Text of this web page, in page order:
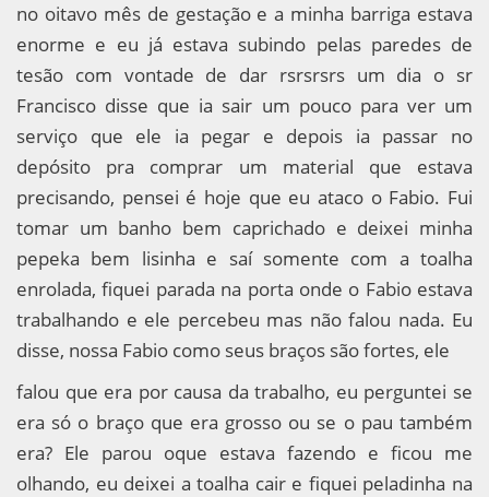
no oitavo mês de gestação e a minha barriga estava
enorme e eu já estava subindo pelas paredes de
tesão com vontade de dar rsrsrsrs um dia o sr
Francisco disse que ia sair um pouco para ver um
serviço que ele ia pegar e depois ia passar no
depósito pra comprar um material que estava
precisando, pensei é hoje que eu ataco o Fabio. Fui
tomar um banho bem caprichado e deixei minha
pepeka bem lisinha e saí somente com a toalha
enrolada, fiquei parada na porta onde o Fabio estava
trabalhando e ele percebeu mas não falou nada. Eu
disse, nossa Fabio como seus braços são fortes, ele
falou que era por causa da trabalho, eu perguntei se
era só o braço que era grosso ou se o pau também
era? Ele parou oque estava fazendo e ficou me
olhando, eu deixei a toalha cair e fiquei peladinha na